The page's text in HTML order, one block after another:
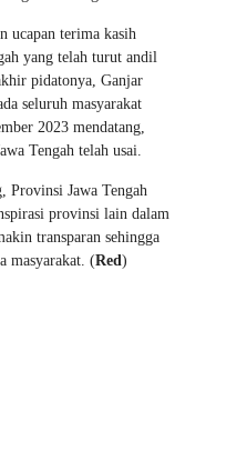
ucapan terima kasih
yang telah turut andil
pidatonya, Ganjar
seluruh masyarakat
2023 mendatang,
Tengah telah usai.
Provinsi Jawa Tengah
provinsi lain dalam
transparan sehingga
masyarakat. (Red)